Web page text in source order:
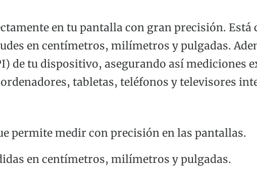
en tu pantalla con gran precisión. Está
en centímetros, milímetros y pulgadas.
de tu dispositivo, asegurando así mediciones
tabletas, teléfonos y televisores
permite medir con precisión en las pantallas.
en centímetros, milímetros y pulgadas.